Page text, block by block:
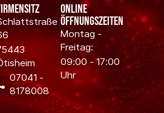
07041 -
8178008
Online
Öffnungszeiten
Montag -
Freitag:
09:00 - 17:00
Uhr